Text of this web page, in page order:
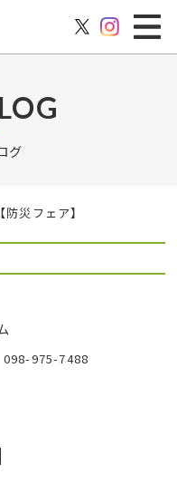
グ
災フェア】
098-975-7488